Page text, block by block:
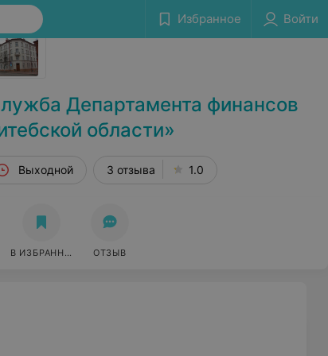
Избранное Войти
Сообщить об ошибке
Департамента финансов
области»
Выходной 3 отзыва 1.0
В ИЗБРАННОЕ ОТЗЫВ